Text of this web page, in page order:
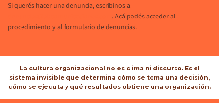
Si querés hacer una denuncia, escribinos a:
. Acá podés acceder al
procedimiento y al formulario de denuncias.
La cultura organizacional no es clima ni discurso. Es el
sistema invisible que determina cómo se toma una decisión,
cómo se ejecuta y qué resultados obtiene una organización.